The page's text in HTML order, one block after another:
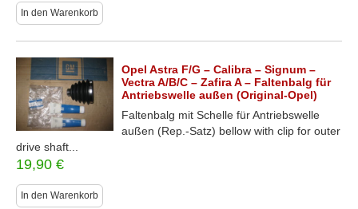
In den Warenkorb
Opel Astra F/G – Calibra – Signum –
Vectra A/B/C – Zafira A – Faltenbalg für
Antriebswelle außen (Original-Opel)
Faltenbalg mit Schelle für Antriebswelle
außen (Rep.-Satz) bellow with clip for outer
drive shaft...
19,90 €
In den Warenkorb